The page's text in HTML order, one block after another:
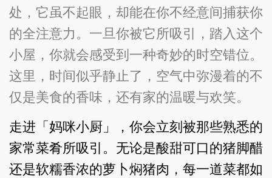
处，它虽不起眼，却能在你不经意间捕获你
的全注意力。一旦你被它所吸引，踏入这个
小屋，你就会感受到一种奇妙的时空错位。
这里，时间似乎静止了，空气中弥漫着的不
仅是美食的香味，还有家的温暖与欢笑。
走进「妈咪小厨」，你会立刻被那些熟悉的
家常菜肴所吸引。无论是酸甜可口的猪脚醋
还是软糯香浓的萝卜焖猪肉，每一道菜都如